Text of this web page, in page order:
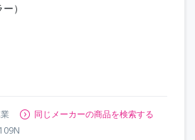
）
同じメーカーの商品を検索する